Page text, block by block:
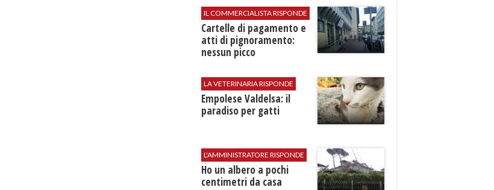
IL COMMERCIALISTA RISPONDE
Cartelle di pagamento e
atti di pignoramento:
nessun picco
LA VETERINARIA RISPONDE
Empolese Valdelsa: il
paradiso per gatti
L'AMMINISTRATORE RISPONDE
Ho un albero a pochi
centimetri da casa